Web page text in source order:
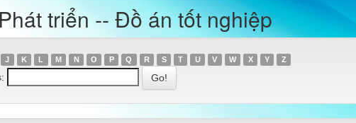
triển -- Đồ án tốt nghiệp
J K L M N O P Q R S T U V W X Y Z